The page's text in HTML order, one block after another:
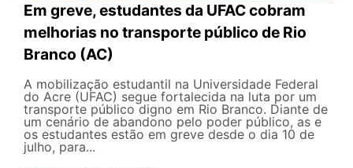
Em greve, estudantes da UFAC cobram
melhorias no transporte público de Rio
Branco (AC)
A mobilização estudantil na Universidade Federal
do Acre (UFAC) segue fortalecida na luta por um
transporte público digno em Rio Branco. Diante de
um cenário de abandono pelo poder público, as e
os estudantes estão em greve desde o dia 10 de
julho, para...